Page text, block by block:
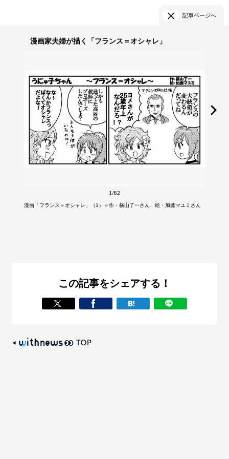
記事ページへ
漫画家夫婦が描く「フランス＝オシャレ」
1/82
漫画「フランス＝オシャレ」（1）＝作・横山了一さん、絵・加藤マユミさん
この記事をシェアする！